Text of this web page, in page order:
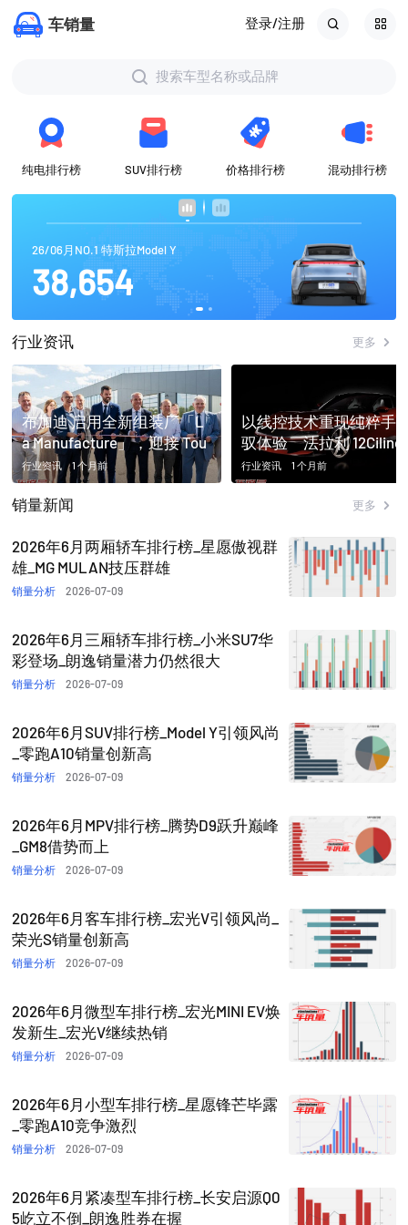
登录/注册
搜索车型名称或品牌
纯电排行榜 SUV排行榜 价格排行榜 混动排行榜
26/06月NO.1 特斯拉Model Y
38,654
行业资讯 更多
布加迪 启用全新组装厂「L
a Manufacture」，迎接 Tou
rbillon 时代
行业资讯 1 个月前
以线控技术重现纯粹手
驭体验 法拉利
anuale 正式发表
行业资讯 1 个月前
销量新闻 更多
2026年6月两厢轿车排行榜_星愿傲视群
雄_MG MULAN技压群雄
销量分析 2026-07-09
2026年6月三厢轿车排行榜_小米SU7华
彩登场_朗逸销量潜力仍然很大
销量分析 2026-07-09
2026年6月SUV排行榜_Model Y引领风尚
_零跑A10销量创新高
销量分析 2026-07-09
2026年6月MPV排行榜_腾势D9跃升巅峰
_GM8借势而上
销量分析 2026-07-09
2026年6月客车排行榜_宏光V引领风尚_
荣光S销量创新高
销量分析 2026-07-09
2026年6月微型车排行榜_宏光MINI EV焕
发新生_宏光V继续热销
销量分析 2026-07-09
2026年6月小型车排行榜_星愿锋芒毕露
_零跑A10竞争激烈
销量分析 2026-07-09
2026年6月紧凑型车排行榜_长安启源Q0
5屹立不倒_朗逸胜券在握